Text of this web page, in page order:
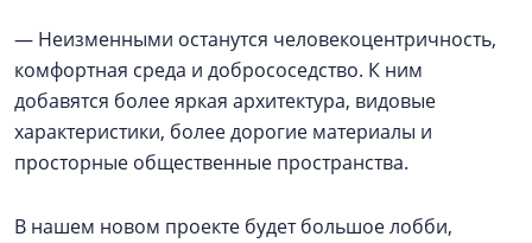
— Неизменными останутся человекоцентричность,
комфортная среда и добрососедство. К ним
добавятся более яркая архитектура, видовые
характеристики, более дорогие материалы и
просторные общественные пространства.
В нашем новом проекте будет большое лобби,